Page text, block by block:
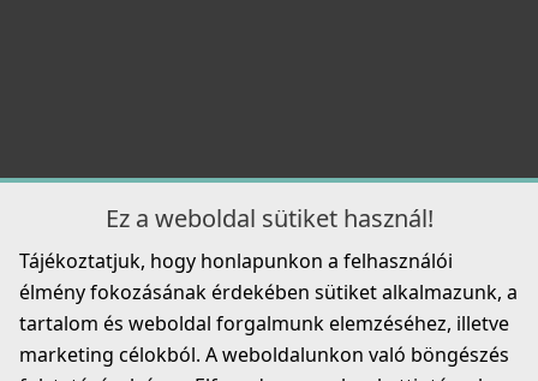
MGKTRP62
Részletek
Csaplyukfúró FF35 35 mm-es
LGQ13048
109 990 Ft
Részletek
Ez a weboldal sütiket használ!
Tájékoztatjuk, hogy honlapunkon a felhasználói
élmény fokozásának érdekében sütiket alkalmazunk, a
tartalom és weboldal forgalmunk elemzéséhez, illetve
marketing célokból. A weboldalunkon való böngészés